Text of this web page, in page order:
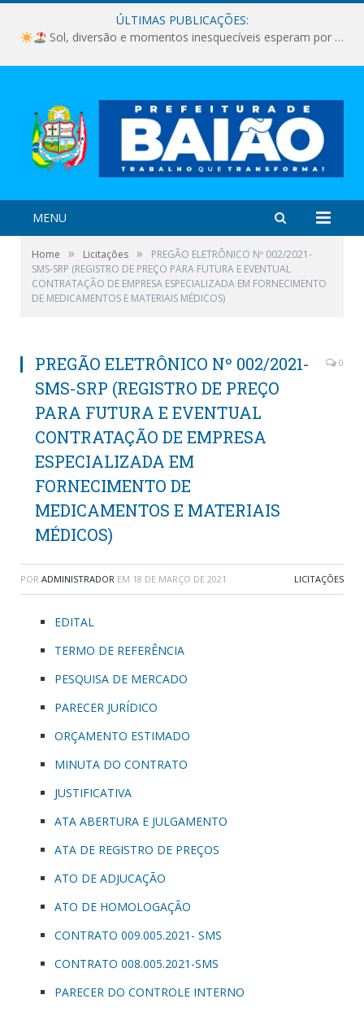
ÚLTIMAS PUBLICAÇÕES:
Sol, diversão e momentos inesquecíveis esperam por você!
MENU
Home » Licitações »
PREGÃO ELETRÔNICO Nº 002/2021-
SMS-SRP (REGISTRO DE PREÇO PARA FUTURA E EVENTUAL
CONTRATAÇÃO DE EMPRESA ESPECIALIZADA EM FORNECIMENTO
DE MEDICAMENTOS E MATERIAIS MÉDICOS)
PREGÃO ELETRÔNICO Nº 002/2021-
SMS-SRP (REGISTRO DE PREÇO
PARA FUTURA E EVENTUAL
CONTRATAÇÃO DE EMPRESA
ESPECIALIZADA EM
FORNECIMENTO DE
MEDICAMENTOS E MATERIAIS
MÉDICOS)
0
POR ADMINISTRADOR EM 18 DE MARÇO DE 2021 LICITAÇÕES
EDITAL
TERMO DE REFERÊNCIA
PESQUISA DE MERCADO
PARECER JURÍDICO
ORÇAMENTO ESTIMADO
MINUTA DO CONTRATO
JUSTIFICATIVA
ATA ABERTURA E JULGAMENTO
ATA DE REGISTRO DE PREÇOS
ATO DE ADJUCAÇÃO
ATO DE HOMOLOGAÇÃO
CONTRATO 009.005.2021- SMS
CONTRATO 008.005.2021-SMS
PARECER DO CONTROLE INTERNO